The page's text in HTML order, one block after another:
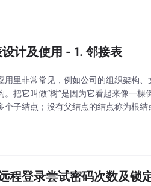
计及使用 - 1. 邻接表
用里非常常见，例如公司的组织架构
把它叫做“树”是因为它看起来像一
子结点；没有父结点的结点称为根
程登录尝试密码次数及锁